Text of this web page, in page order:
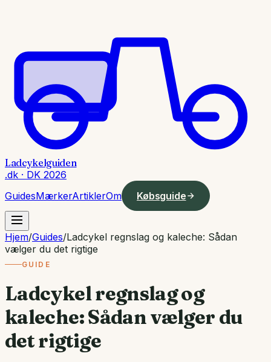
Ladcykelguiden
.dk · DK 2026
GuidesMærkerArtiklerOm Købsguide
Hjem/Guides/Ladcykel regnslag og kaleche: Sådan
vælger du det rigtige
GUIDE
Ladcykel regnslag og
kaleche: Sådan vælger du
det rigtige